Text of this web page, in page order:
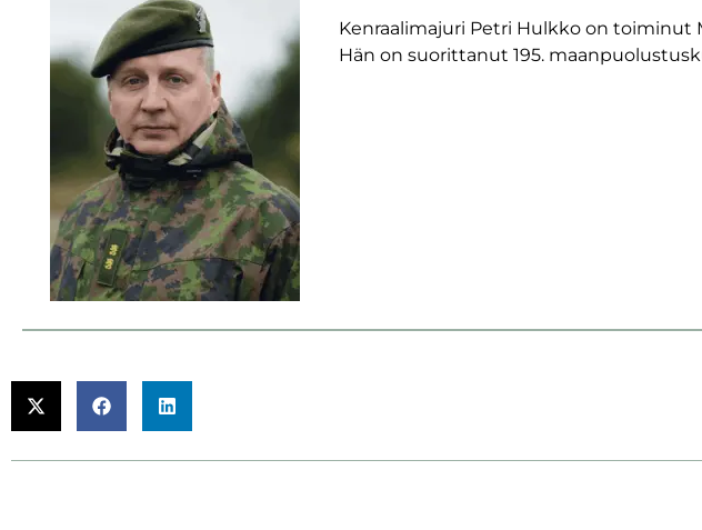
Kenraalimajuri Petri Hulkko on toiminut
Hän on suorittanut 195.